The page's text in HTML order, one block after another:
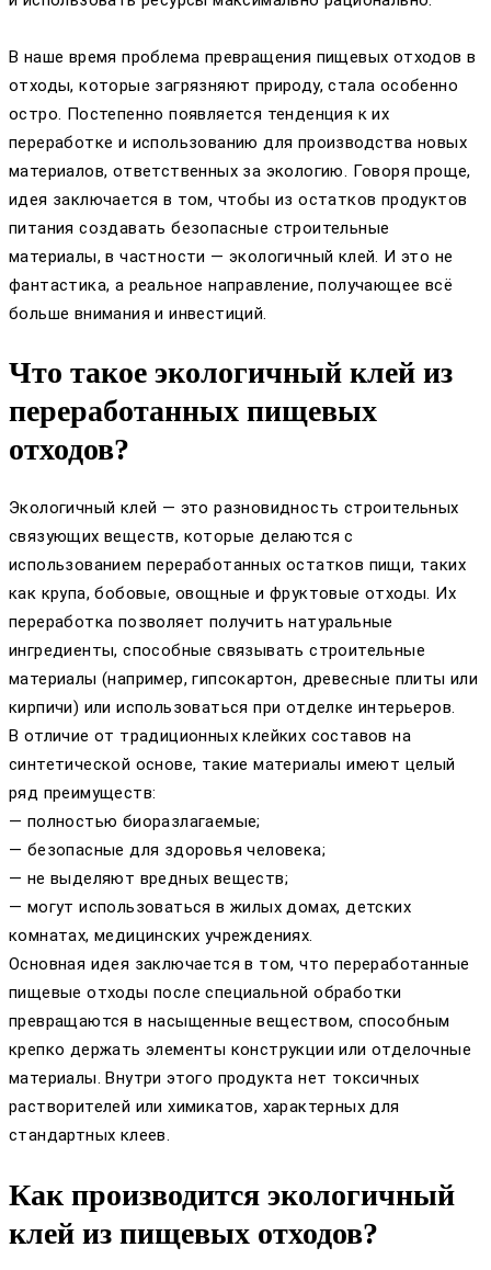
В наше время проблема превращения пищевых отходов в
отходы, которые загрязняют природу, стала особенно
остро. Постепенно появляется тенденция к их
переработке и использованию для производства новых
материалов, ответственных за экологию. Говоря проще,
идея заключается в том, чтобы из остатков продуктов
питания создавать безопасные строительные
материалы, в частности — экологичный клей. И это не
фантастика, а реальное направление, получающее всё
больше внимания и инвестиций.
Что такое экологичный клей из
переработанных пищевых
отходов?
Экологичный клей — это разновидность строительных
связующих веществ, которые делаются с
использованием переработанных остатков пищи, таких
как крупа, бобовые, овощные и фруктовые отходы. Их
переработка позволяет получить натуральные
ингредиенты, способные связывать строительные
материалы (например, гипсокартон, древесные плиты или
кирпичи) или использоваться при отделке интерьеров.
В отличие от традиционных клейких составов на
синтетической основе, такие материалы имеют целый
ряд преимуществ:
— полностью биоразлагаемые;
— безопасные для здоровья человека;
— не выделяют вредных веществ;
— могут использоваться в жилых домах, детских
комнатах, медицинских учреждениях.
Основная идея заключается в том, что переработанные
пищевые отходы после специальной обработки
превращаются в насыщенные веществом, способным
крепко держать элементы конструкции или отделочные
материалы. Внутри этого продукта нет токсичных
растворителей или химикатов, характерных для
стандартных клеев.
Как производится экологичный
клей из пищевых отходов?